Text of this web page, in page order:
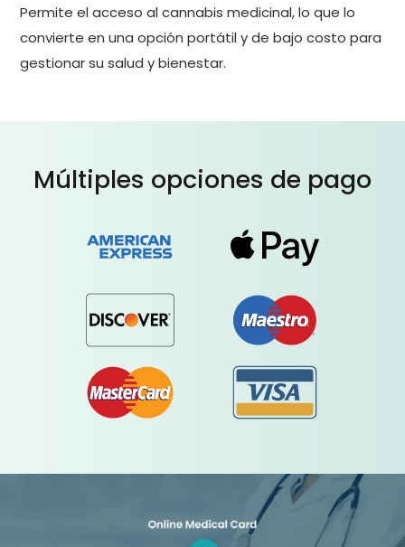
Permite el acceso al cannabis medicinal, lo que lo
convierte en una opción portátil y de bajo costo para
gestionar su salud y bienestar.
Múltiples opciones de pago